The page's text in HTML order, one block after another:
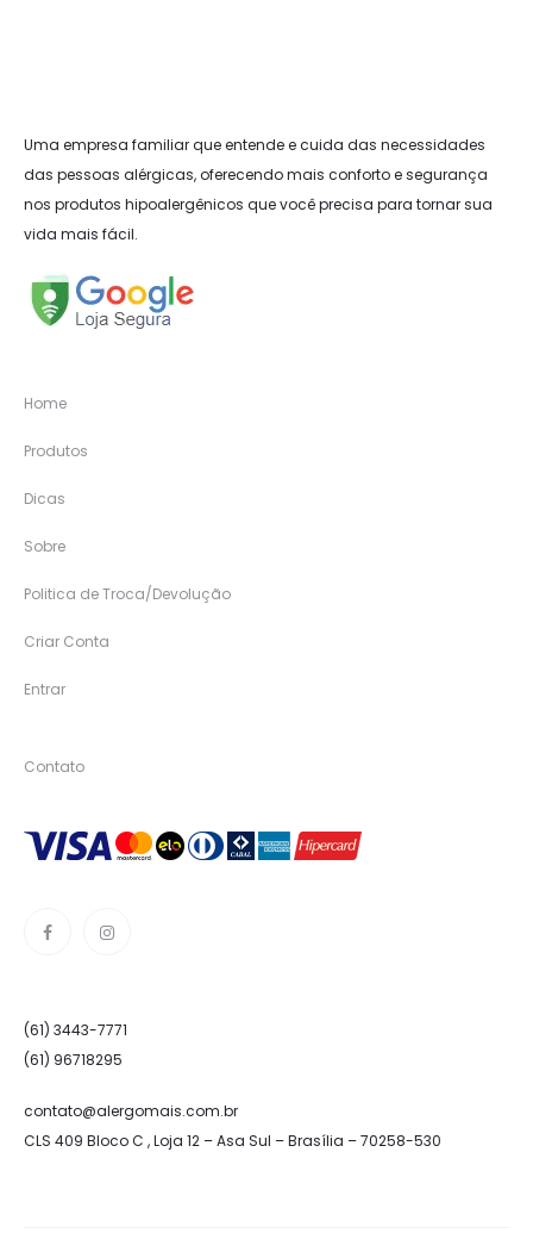
Uma empresa familiar que entende e cuida das necessidades
das pessoas alérgicas, oferecendo mais conforto e segurança
nos produtos hipoalergênicos que você precisa para tornar sua
vida mais fácil.
Home
Produtos
Dicas
Sobre
Politica de Troca/Devolução
Criar Conta
Entrar
Contato
(61) 3443-7771
(61) 96718295
contato@alergomais.com.br
CLS 409 Bloco C , Loja 12 – Asa Sul – Brasília – 70258-530